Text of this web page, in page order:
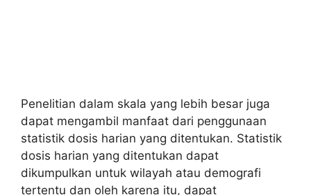
Penelitian dalam skala yang lebih besar juga
dapat mengambil manfaat dari penggunaan
statistik dosis harian yang ditentukan. Statistik
dosis harian yang ditentukan dapat
dikumpulkan untuk wilayah atau demografi
tertentu dan oleh karena itu, dapat